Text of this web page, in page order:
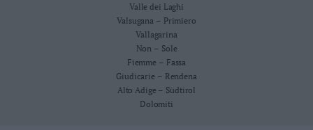
Valle dei Laghi
Valsugana – Primiero
Vallagarina
Non – Sole
Fiemme – Fassa
Giudicarie – Rendena
Alto Adige – Südtirol
Dolomiti